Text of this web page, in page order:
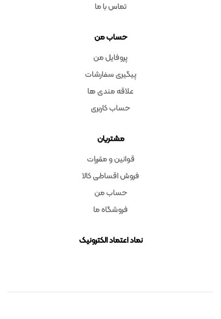
تماس با ما
حساب من
پروفایل من
پیگیری سفارشات
علاقه مندی ها
حساب کاربری
مشتریان
قوانین و مقررات
فروش اقساطی کالا
حساب من
فروشگاه ما
نماد اعتماد الکترونیک